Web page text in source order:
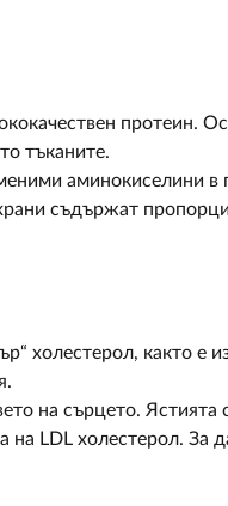
протеин.
тъканите.
аминокиселини в
съдържат
холестерол, както е
на сърцето. Ястията
LDL холестерол. За